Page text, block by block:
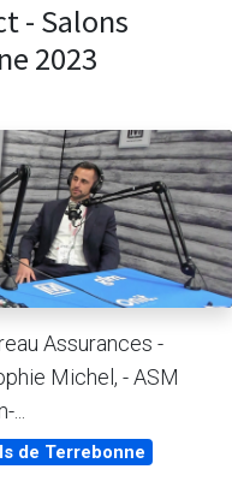
- Salons
2023
Assurances -
Michel, - ASM
de Terrebonne